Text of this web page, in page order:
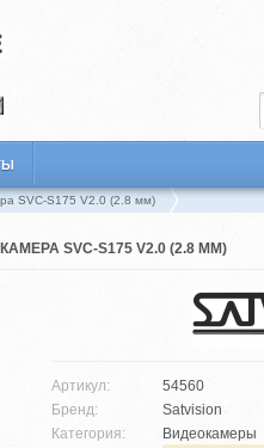
SVC-S175 V2.0 (2.8 мм)
SVC-S175 V2.0 (2.8 ММ)
Артикул:
54560
Бренд:
Satvision
Категория:
Видеокамеры